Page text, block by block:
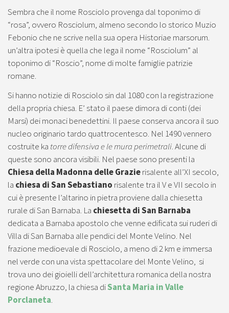
Sembra che il nome Rosciolo provenga dal toponimo di
“rosa”, ovvero Rosciolum, almeno secondo lo storico Muzio
Febonio che ne scrive nella sua opera Historiae marsorum.
un’altra ipotesi è quella che lega il nome “Rosciolum” al
toponimo di “Roscio”, nome di molte famiglie patrizie
romane.
Si hanno notizie di Rosciolo sin dal 1080 con la registrazione
della propria chiesa. E’ stato il paese dimora di conti (dei
Marsi) dei monaci benedettini. Il paese conserva ancora il suo
nucleo originario tardo quattrocentesco. Nel 1490 vennero
costruite ka torre difensiva e le mura perimetrali. Alcune di
queste sono ancora visibili. Nel paese sono presenti la
Chiesa della Madonna delle Grazierisalente all’XI secolo,
la chiesa di San Sebastiano risalente tra il V e VII secolo in
cui è presente l’altarino in pietra proviene dalla chiesetta
rurale di San Barnaba. La chiesetta di San Barnaba
dedicata a Barnaba apostolo che venne edificata sui ruderi di
Villa di San Barnaba alle pendici del Monte Velino. Nel
frazione medioevale di Rosciolo, a meno di 2 km e immersa
nel verde con una vista spettacolare del Monte Velino, si
trova uno dei gioielli dell’architettura romanica della nostra
regione Abruzzo, la chiesa diSanta Maria in Valle
Porclaneta.